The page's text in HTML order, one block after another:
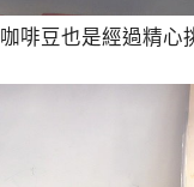
啡豆也是經過精心